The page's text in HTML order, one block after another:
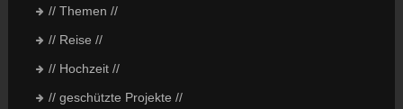
// Themen //
// Reise //
// Hochzeit //
// geschützte Projekte //